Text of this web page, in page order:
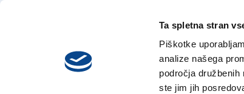
Ta spletna stran
Piškotke
analize našega
področja
ste jim jih
sobota,
8. avgusta